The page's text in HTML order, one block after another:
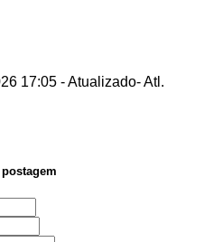
17:05 - Atualizado- Atl.